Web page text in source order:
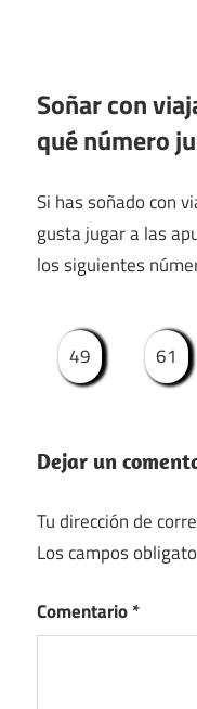
Soñar con
qué número
Si has soñado con
gusta jugar a las
los siguientes
49 61
Dejar un
Tu dirección de
Los campos
Comentario*